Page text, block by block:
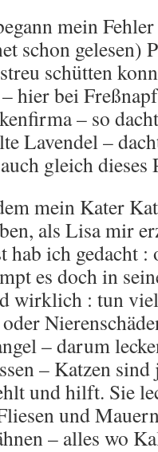
mein
schon gelesen)
schütten
hier bei
– so
Lavendel –
gleich dieses
mein Kater
als Lisa mir
hab ich gedacht
es doch in
wirklich : tun
– darum
– Katzen sind
und hilft. Sie
und
– alles wo